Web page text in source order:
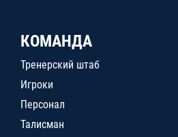
КОМАНДА
Тренерский штаб
Игроки
Персонал
Талисман